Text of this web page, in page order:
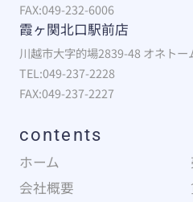
FAX:049-232-6006
霞ヶ関北口駅前店
川越市大字的場2839-48 オネトー
TEL:049-237-2228
FAX:049-237-2227
contents
ホーム
会社概要